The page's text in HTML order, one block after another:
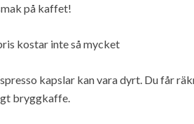
på kaffet!
kostar inte så mycket
kapslar kan vara dyrt. Du får
bryggkaffe.